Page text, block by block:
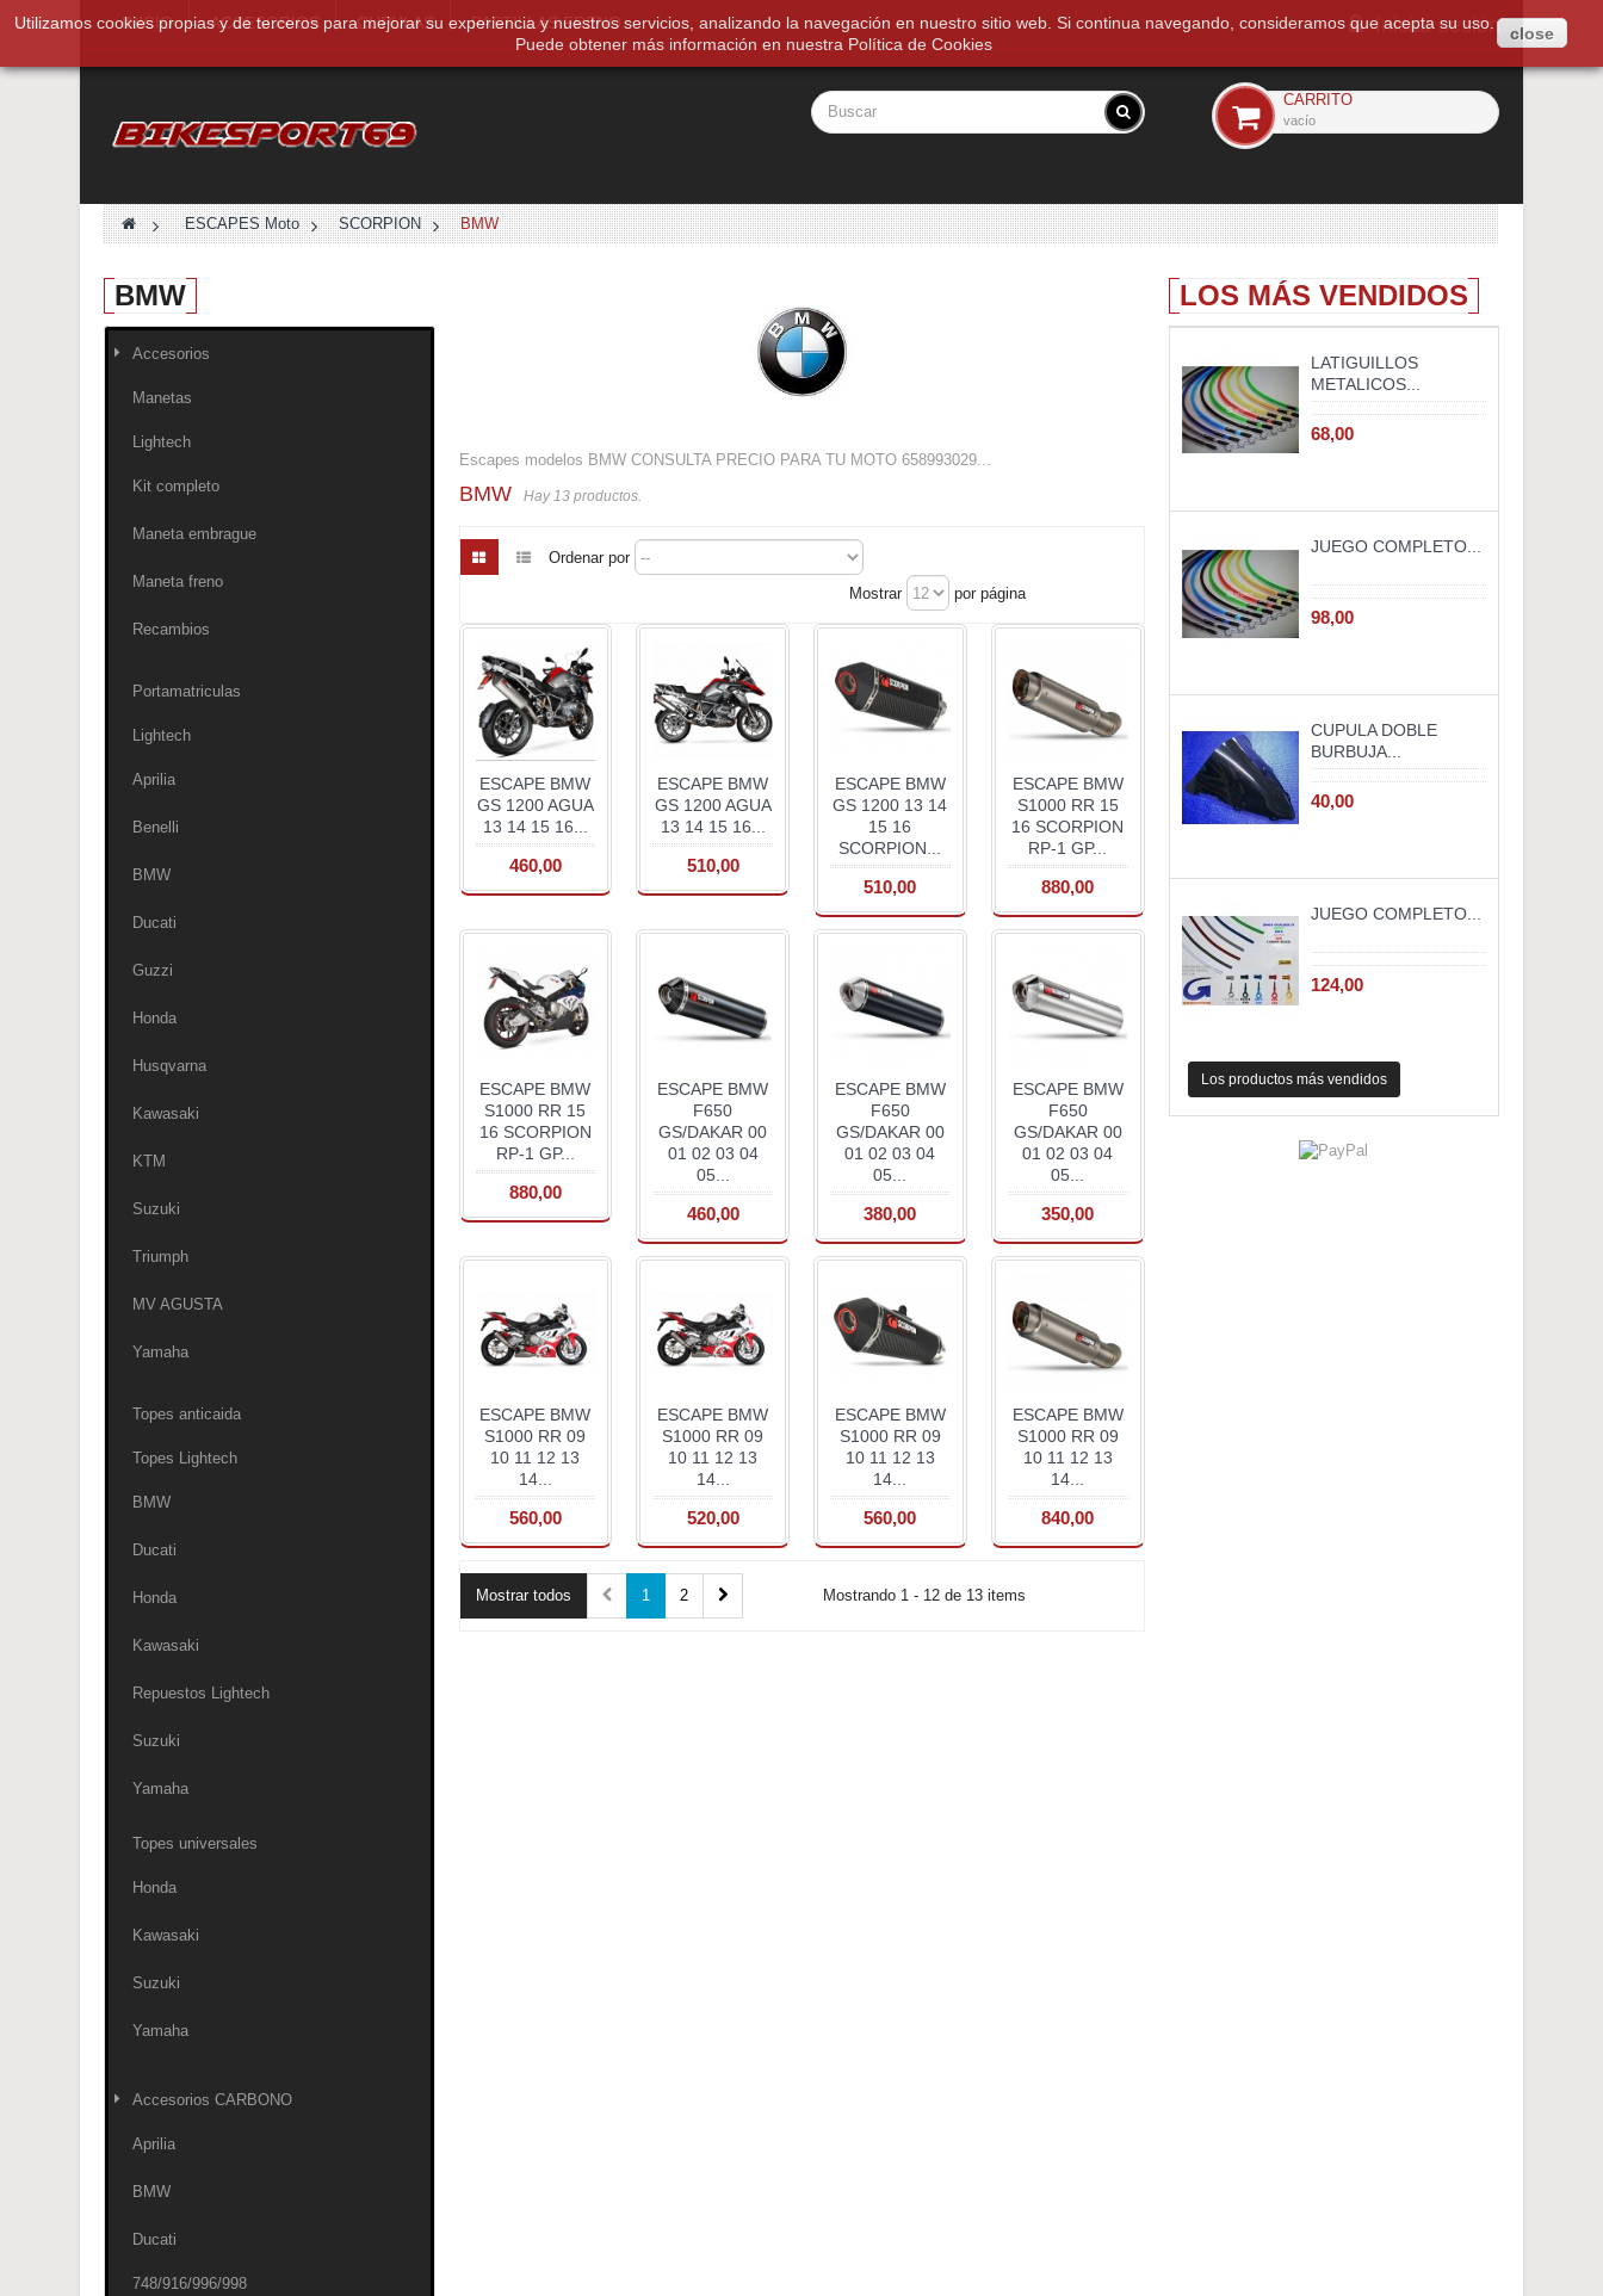
Utilizamos cookies propias y de terceros para mejorar su experiencia y nuestros servicios, analizando la navegación en nuestro sitio web. Si continua navegando, consideramos que acepta su uso.
Puede obtener más información en nuestra Política de Cookies
close
INICIO ACCESORIOS CUPULAS PASTILLAS FRENO Iniciar sesión
CARRITO
vacío
> ESCAPES Moto > SCORPION > BMW
BMW
Accesorios
Manetas
Lightech
Kit completo
Maneta embrague
Maneta freno
Recambios
Portamatriculas
Lightech
Aprilia
Benelli
BMW
Ducati
Guzzi
Honda
Husqvarna
Kawasaki
KTM
Suzuki
Triumph
MV AGUSTA
Yamaha
Topes anticaida
Topes Lightech
BMW
Ducati
Honda
Kawasaki
Repuestos Lightech
Suzuki
Yamaha
Topes universales
Honda
Kawasaki
Suzuki
Yamaha
Accesorios CARBONO
Aprilia
BMW
Ducati
748/916/996/998
Escapes modelos BMW CONSULTA PRECIO PARA TU MOTO 658993029...
BMW Hay 13 productos.
Ordenar por
Mostrar
por página
ESCAPE BMW
GS 1200 AGUA
13 14 15 16...
460,00
ESCAPE BMW
GS 1200 AGUA
13 14 15 16...
510,00
ESCAPE BMW
GS 1200 13 14
15 16
SCORPION...
510,00
ESCAPE BMW
S1000 RR 15
16 SCORPION
RP-1 GP...
880,00
ESCAPE BMW
S1000 RR 15
16 SCORPION
RP-1 GP...
880,00
ESCAPE BMW
F650
GS/DAKAR 00
01 02 03 04
05...
460,00
ESCAPE BMW
F650
GS/DAKAR 00
01 02 03 04
05...
380,00
ESCAPE BMW
F650
GS/DAKAR 00
01 02 03 04
05...
350,00
ESCAPE BMW
S1000 RR 09
10 11 12 13
14...
560,00
ESCAPE BMW
S1000 RR 09
10 11 12 13
14...
520,00
ESCAPE BMW
S1000 RR 09
10 11 12 13
14...
560,00
ESCAPE BMW
S1000 RR 09
10 11 12 13
14...
840,00
Mostrar todos 1 2 Mostrando 1 - 12 de 13 items
LOS MÁS VENDIDOS
LATIGUILLOS
METALICOS...
68,00
JUEGO COMPLETO...
98,00
CUPULA DOBLE
BURBUJA...
40,00
JUEGO COMPLETO...
124,00
Los productos más vendidos